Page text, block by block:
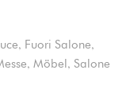
, Fuori Salone,
, Möbel , Salone